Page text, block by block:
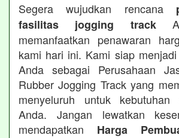
Segera wujudkan rencana
fasilitas jogging track
memanfaatkan penawaran
kami hari ini. Kami siap
Anda sebagai Perusahaan
Rubber Jogging Track yang
menyeluruh untuk kebutuhan
Anda. Jangan lewatkan
mendapatkan Harga